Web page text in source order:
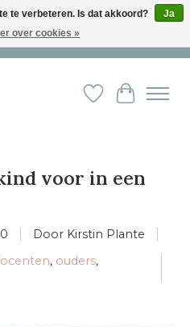
︱ Niet goed? Geld terug! ︱ Gratis
Verlanglijst
voor in een
Door Kirstin Plante
, ouders,
te verbeteren. Is dat akkoord?
Ja
over cookies »